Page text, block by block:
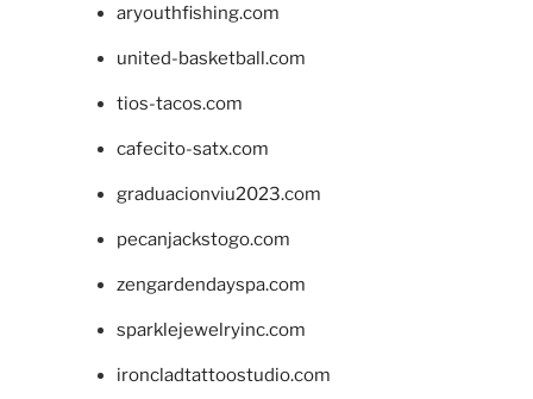
aryouthfishing.com
united-basketball.com
tios-tacos.com
cafecito-satx.com
graduacionviu2023.com
pecanjackstogo.com
zengardendayspa.com
sparklejewelryinc.com
ironcladtattoostudio.com